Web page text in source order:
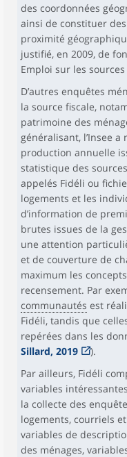
des coordonnées
ainsi de constituer
proximité
justifié, en 2009, de
Emploi sur les sources
D’autres enquêtes
la source fiscale,
patrimoine des
généralisant, l’Insee a
production annuelle
statistique des
appelés Fidéli ou
logements et les
d’information de
brutes issues de la
une attention
et de couverture de
maximum les
recensement. Par
communautés est
Fidéli, tandis que
repérées dans les
Sillard, 2019
).
Par ailleurs, Fidéli
variables
la collecte des
logements, courriels
variables de
des ménages,